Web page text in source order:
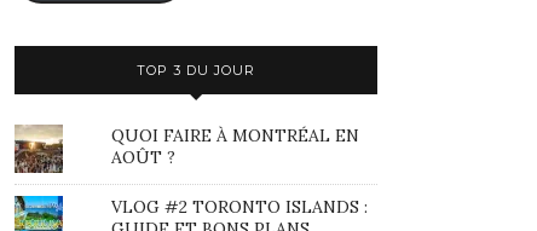
TOP 3 DU JOUR
QUOI FAIRE À MONTRÉAL EN
AOÛT ?
VLOG #2 TORONTO ISLANDS :